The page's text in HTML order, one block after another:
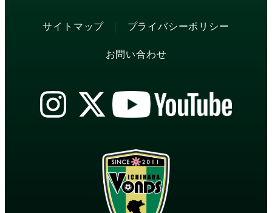
サイトマップ | プライバシーポリシー
お問い合わせ